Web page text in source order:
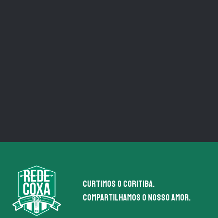
Curtimos o coritiba.
Compartilhamos o nosso amor.